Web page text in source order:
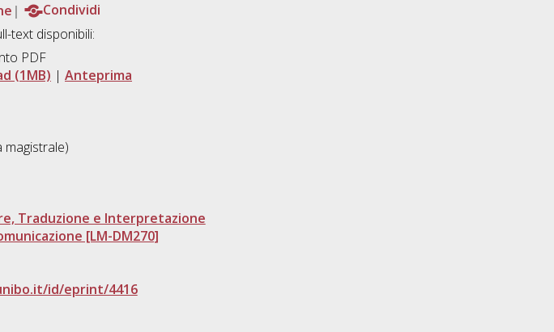
Condividi
text disponibili:
PDF
(1MB) | Anteprima
magistrale)
Traduzione e Interpretazione
[LM-DM270]
id/eprint/4416